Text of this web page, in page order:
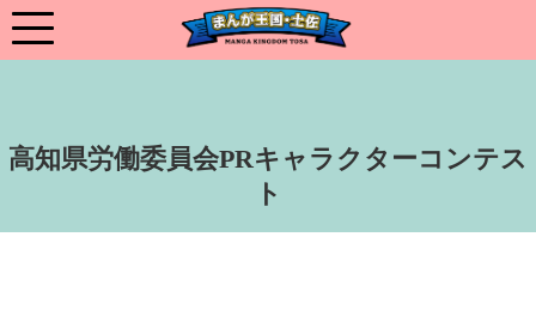
高知県労働委員会PRキャラクターコンテス
ト